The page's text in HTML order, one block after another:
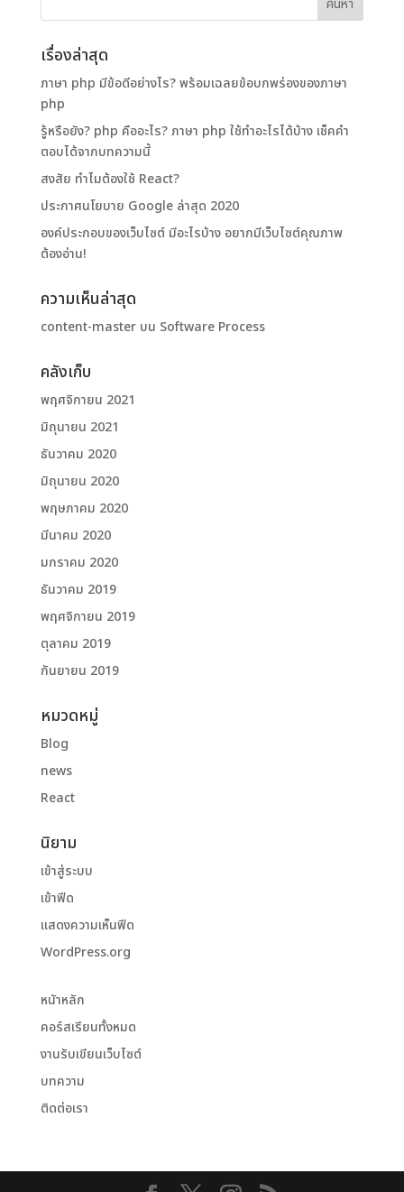
เรื่องล่าสุด
ภาษา php มีข้อดีอย่างไร? พร้อมเฉลยข้อบกพร่องของภาษา
php
รู้หรือยัง? php คืออะไร? ภาษา php ใช้ทําอะไรได้บ้าง เช็คคำ
ตอบได้จากบทความนี้
สงสัย ทำไมต้องใช้ React?
ประกาศนโยบาย Google ล่าสุด 2020
องค์ประกอบของเว็บไซต์ มีอะไรบ้าง อยากมีเว็บไซต์คุณภาพ
ต้องอ่าน!
ความเห็นล่าสุด
content-masterบน Software Process
คลังเก็บ
พฤศจิกายน 2021
มิถุนายน 2021
ธันวาคม 2020
มิถุนายน 2020
พฤษภาคม 2020
มีนาคม 2020
มกราคม 2020
ธันวาคม 2019
พฤศจิกายน 2019
ตุลาคม 2019
กันยายน 2019
หมวดหมู่
Blog
news
React
นิยาม
เข้าสู่ระบบ
เข้าฟีด
แสดงความเห็นฟีด
WordPress.org
หนัาหลัก
คอร์สเรียนทั้งหมด
งานรับเขียนเว็บไซต์
บทความ
ติดต่อเรา